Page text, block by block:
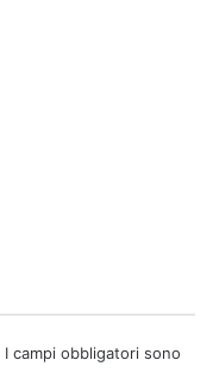
I campi obbligatori sono